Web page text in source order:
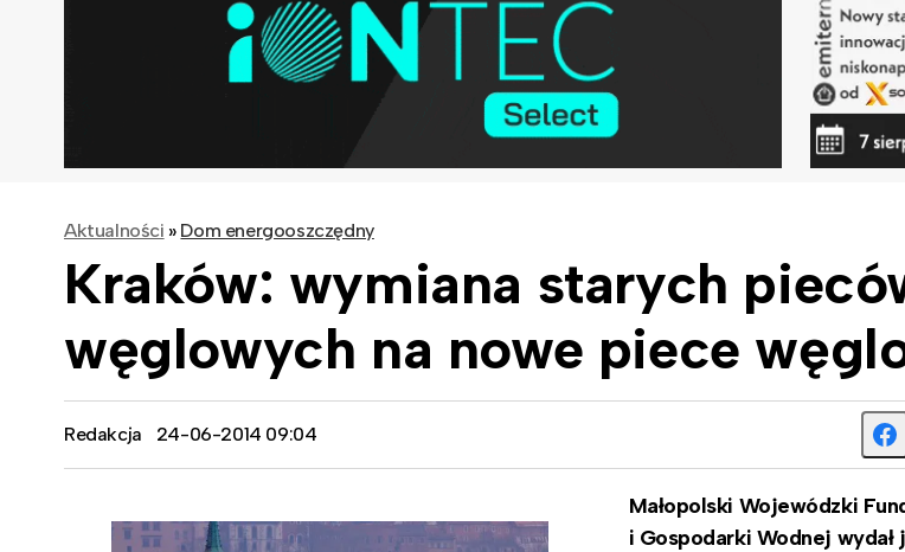
Aktualności » Dom energooszczędny
Kraków: wymiana starych
węglowych na nowe piece
Redakcja 24-06-2014 09:04
Małopolski Wojewódzki
i Gospodarki Wodnej wydał